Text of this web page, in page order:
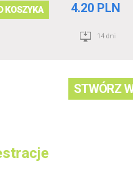
KOSZYKA 4.20 PLN
14 dni
STWÓRZ